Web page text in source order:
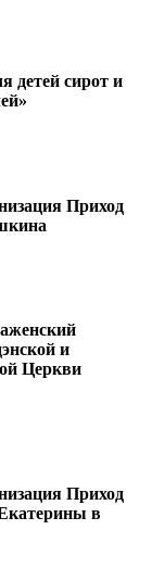
детей сирот и
Приход
и
Церкви
Приход
в